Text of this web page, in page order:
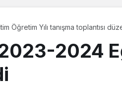
Öğretim Yılı tanışma toplantısı
2024